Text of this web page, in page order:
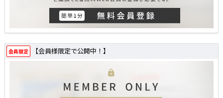
会員限定 【会員様限定で公開中！】